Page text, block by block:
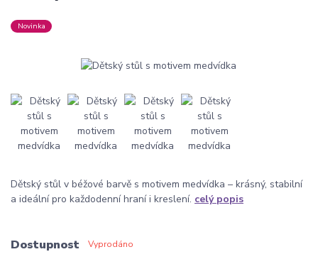
Novinka
Dětský stůl v béžové barvě s motivem medvídka – krásný, stabilní
a ideální pro každodenní hraní i kreslení. celý popis
Dostupnost Vyprodáno